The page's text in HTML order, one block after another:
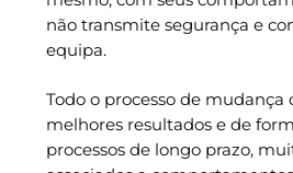
não transmite segurança e
equipa.
Todo o processo de mudança
melhores resultados e de
processos de longo prazo,